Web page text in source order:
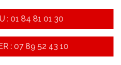
: 01 84 81 01 30
: 07 89 52 43 10